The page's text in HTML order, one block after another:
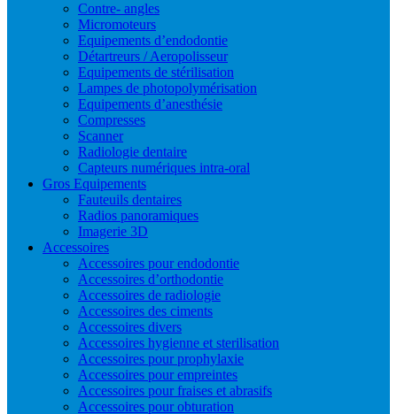
Contre- angles
Micromoteurs
Equipements d’endodontie
Détartreurs / Aeropolisseur
Equipements de stérilisation
Lampes de photopolymérisation
Equipements d’anesthésie
Compresses
Scanner
Radiologie dentaire
Capteurs numériques intra-oral
Gros Equipements
Fauteuils dentaires
Radios panoramiques
Imagerie 3D
Accessoires
Accessoires pour endodontie
Accessoires d’orthodontie
Accessoires de radiologie
Accessoires des ciments
Accessoires divers
Accessoires hygienne et sterilisation
Accessoires pour prophylaxie
Accessoires pour empreintes
Accessoires pour fraises et abrasifs
Accessoires pour obturation